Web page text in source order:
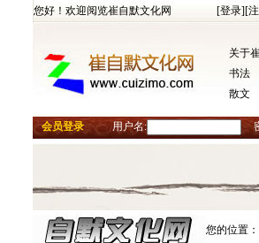
您好！欢迎阅览崔自默文化网 [登录][
关于
书法
散文
会员登录 用户名:
您的位置：